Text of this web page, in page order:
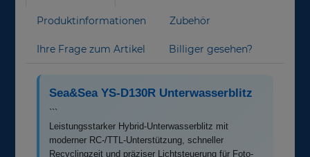
Produktinformationen Zubehör
Ihre Frage zum Artikel Billiger gesehen?
Sea&Sea YS-D130R Unterwasserblitz
```
Leistungsstarker Hybrid-Unterwasserblitz mit
moderner RC-/TTL-Unterstützung, schneller
Recyclingzeit und präziser Lichtsteuerung für Foto-